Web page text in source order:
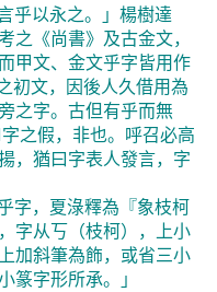
乎以永之。」楊樹達
之《尚書》及古金文，
甲文、金文乎字皆用作
初文，因後人久借用為
之字。古但有乎而無
之假，非也。呼召必高
，猶曰字表人發言，字
字，夏淥釋為『象枝柯
字从丂（枝柯），上小
加斜筆為飾，或省三小
篆字形所承。」